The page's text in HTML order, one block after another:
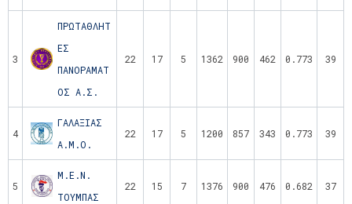
3
ΠΡΩΤΑΘΛΗΤ
ΕΣ
ΠΑΝΟΡΑΜΑΤ
ΟΣ Α.Σ.
22 17 5 1362 900 462 0.773 39
4
ΓΑΛΑΞΙΑΣ
Α.Μ.Ο.
22 17 5 1200 857 343 0.773 39
5
Μ.Ε.Ν.
ΤΟΥΜΠΑΣ
22 15 7 1376 900 476 0.682 37